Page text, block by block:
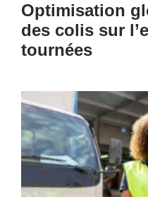
Optimisation
des colis sur
tournées